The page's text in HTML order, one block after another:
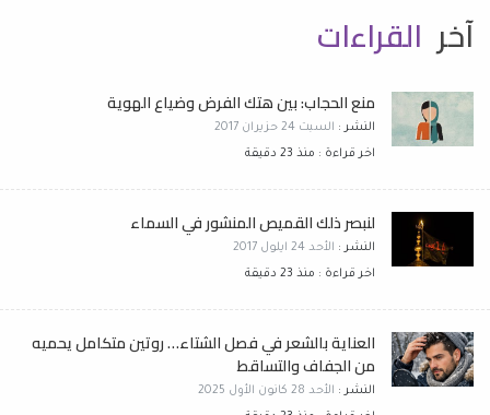
آخر القراءات
منع الحجاب: بين هتك الفرض وضياع الهوية
النشر : السبت 24 حزيران 2017
اخر قراءة : منذ 23 دقيقة
لنبصر ذلك القميص المنشور في السماء
النشر : الأحد 24 ايلول 2017
اخر قراءة : منذ 23 دقيقة
العناية بالشعر في فصل الشتاء… روتين متكامل يحميه
من الجفاف والتساقط
النشر : الأحد 28 كانون الأول 2025